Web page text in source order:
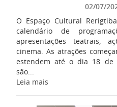
02/07/
O Espaço Cultural
calendário de
apresentações teatrais,
cinema. As atrações
estendem até o dia 18 de
são...
Leia mais